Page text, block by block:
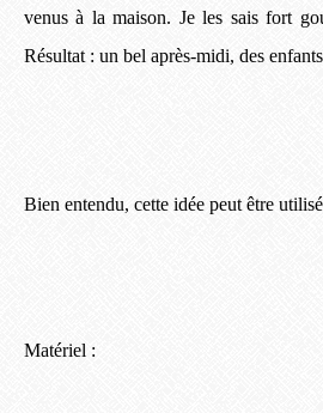
venus à la maison. Je les sais fort
Résultat : un bel après-midi, des
Bien entendu, cette idée peut être
Matériel :